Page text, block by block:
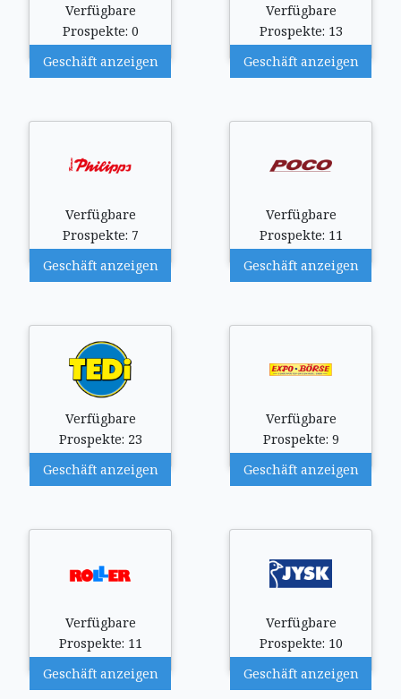
Verfügbare
Prospekte: 0
Geschäft anzeigen
Verfügbare
Prospekte: 13
Geschäft anzeigen
Verfügbare
Prospekte: 7
Geschäft anzeigen
Verfügbare
Prospekte: 11
Geschäft anzeigen
Verfügbare
Prospekte: 23
Geschäft anzeigen
Verfügbare
Prospekte: 9
Geschäft anzeigen
Verfügbare
Prospekte: 11
Geschäft anzeigen
Verfügbare
Prospekte: 10
Geschäft anzeigen